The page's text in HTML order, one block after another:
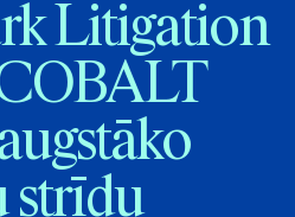
Litigation
strīdu